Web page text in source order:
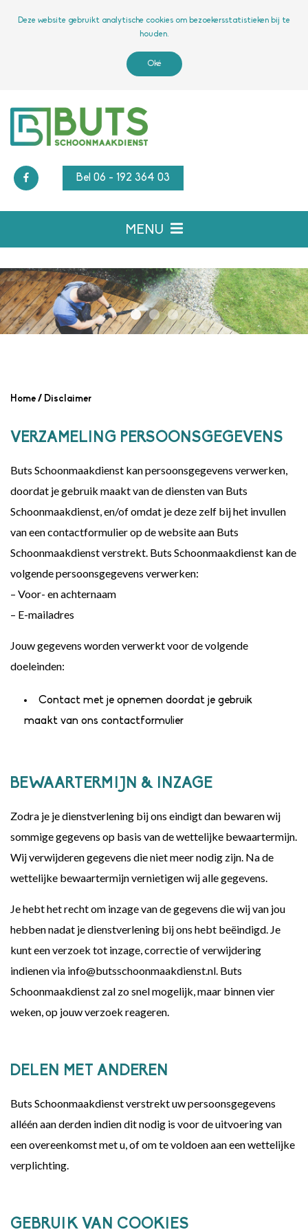
Deze website gebruikt analytische cookies om bezoekersstatistieken bij te
houden.
Oké
Bel 06 - 192 364 03
MENU
Home / Disclaimer
VERZAMELING PERSOONSGEGEVENS
Buts Schoonmaakdienst kan persoonsgegevens verwerken,
doordat je gebruik maakt van de diensten van Buts
Schoonmaakdienst, en/of omdat je deze zelf bij het invullen
van een contactformulier op de website aan Buts
Schoonmaakdienst verstrekt. Buts Schoonmaakdienst kan de
volgende persoonsgegevens verwerken:
– Voor- en achternaam
– E-mailadres
Jouw gegevens worden verwerkt voor de volgende
doeleinden:
Contact met je opnemen doordat je gebruik
maakt van ons contactformulier
BEWAARTERMIJN & INZAGE
Zodra je je dienstverlening bij ons eindigt dan bewaren wij
sommige gegevens op basis van de wettelijke bewaartermijn.
Wij verwijderen gegevens die niet meer nodig zijn. Na de
wettelijke bewaartermijn vernietigen wij alle gegevens.
Je hebt het recht om inzage van de gegevens die wij van jou
hebben nadat je dienstverlening bij ons hebt beëindigd. Je
kunt een verzoek tot inzage, correctie of verwijdering
indienen via info@butsschoonmaakdienst.nl. Buts
Schoonmaakdienst zal zo snel mogelijk, maar binnen vier
weken, op jouw verzoek reageren.
DELEN MET ANDEREN
Buts Schoonmaakdienst verstrekt uw persoonsgegevens
alléén aan derden indien dit nodig is voor de uitvoering van
een overeenkomst met u, of om te voldoen aan een wettelijke
verplichting.
GEBRUIK VAN COOKIES